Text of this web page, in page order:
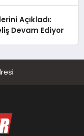
Açıkladı:
Devam Ediyor